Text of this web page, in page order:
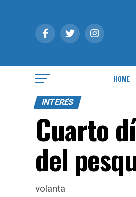
HOME
INTERÉS
Cuarto
del
volanta